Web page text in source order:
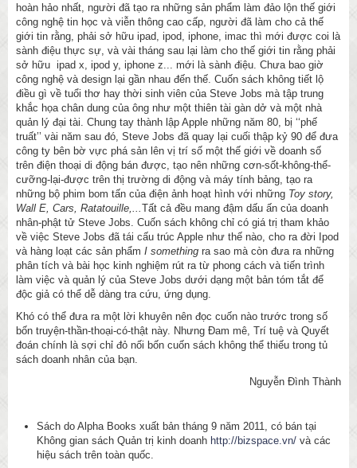
hoàn hảo nhất, người đã tạo ra những sản phẩm làm đảo lộn thế giới
công nghệ tin học và viễn thông cao cấp, người đã làm cho cả thế
giới tin rằng, phải sở hữu ipad, ipod, iphone, imac thì mới được coi là
sành điệu thực sự, và vài tháng sau lại làm cho thế giới tin rằng phải
sở hữu ipad x, ipod y, iphone z... mới là sành điệu. Chưa bao giờ
công nghệ và design lại gần nhau đến thế. Cuốn sách không tiết lộ
điều gì về tuổi thơ hay thời sinh viên của Steve Jobs mà tập trung
khắc họa chân dung của ông như một thiên tài gàn dở và một nhà
quản lý đại tài. Chung tay thành lập Apple những năm 80, bị ‘‘phế
truất’’ vài năm sau đó, Steve Jobs đã quay lại cuối thập kỷ 90 để đưa
công ty bên bờ vực phá sản lên vị trí số một thế giới về doanh số
trên điện thoại di động bán được, tạo nên những cơn-sốt-không-thể-
cưỡng-lại-được trên thị trường di động và máy tính bảng, tạo ra
những bộ phim bom tấn của điện ảnh hoạt hình với những Toy story,
Wall E, Cars, Ratatouille,...Tất cả đều mang đậm dấu ấn của doanh
nhân-phật tử Steve Jobs. Cuốn sách không chỉ có giá trị tham khảo
về việc Steve Jobs đã tái cấu trúc Apple như thế nào, cho ra đời Ipod
và hàng loạt các sản phẩm I something ra sao mà còn đưa ra những
phân tích và bài học kinh nghiệm rút ra từ phong cách và tiến trình
làm việc và quản lý của Steve Jobs dưới dạng một bản tóm tắt để
độc giả có thể dễ dàng tra cứu, ứng dụng.
Khó có thể đưa ra một lời khuyên nên đọc cuốn nào trước trong số
bốn truyện-thần-thoại-có-thật này. Nhưng Đam mê, Trí tuệ và Quyết
đoán chính là sợi chỉ đỏ nối bốn cuốn sách không thể thiếu trong tủ
sách doanh nhân của bạn.
Nguyễn Đình Thành
Sách do Alpha Books xuất bản tháng 9 năm 2011, có bán tại
Không gian sách Quản trị kinh doanh http://bizspace.vn/ và các
hiệu sách trên toàn quốc.